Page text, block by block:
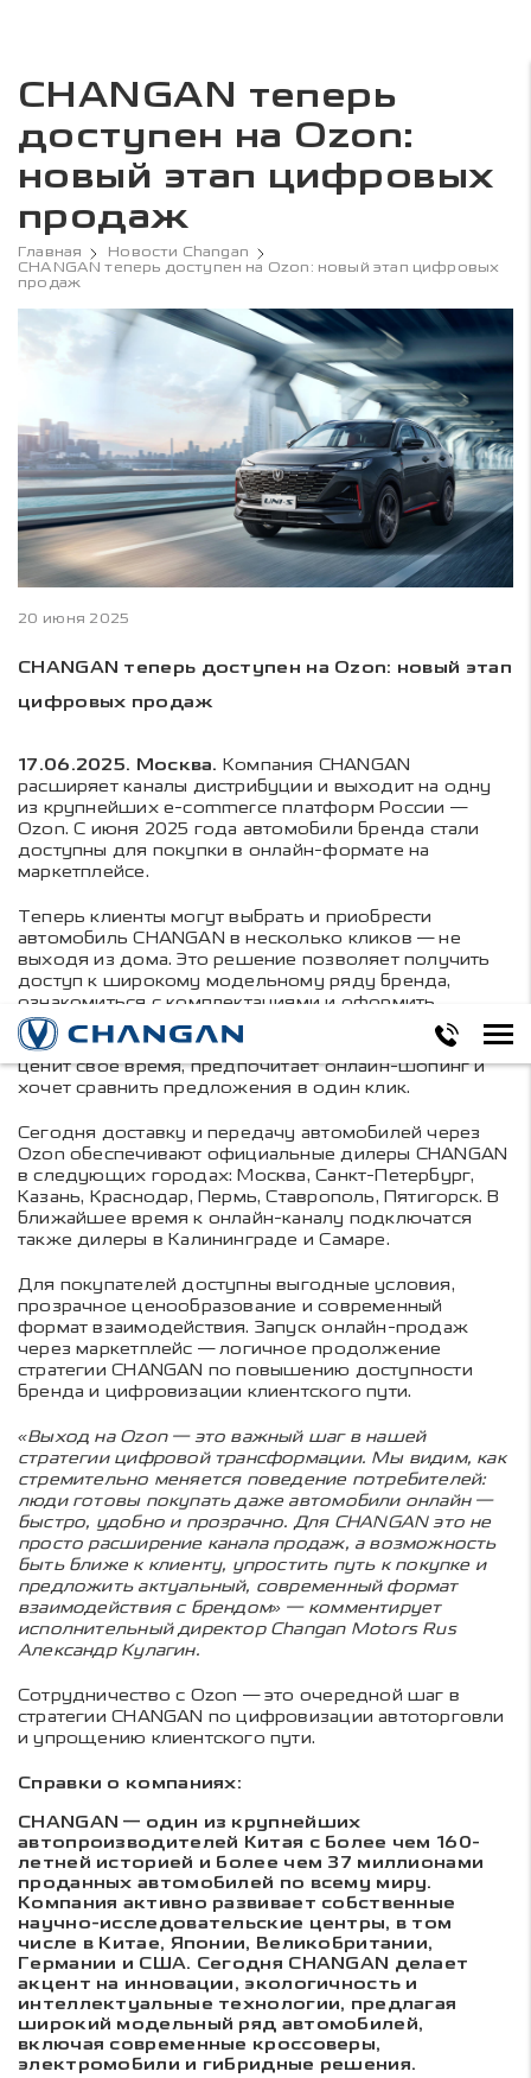
CHANGAN теперь
доступен на Ozon:
новый этап цифровых
продаж
Главная
Новости Changan
CHANGAN теперь доступен на Ozon: новый этап цифровых
продаж
20 июня 2025
CHANGAN теперь доступен на Ozon: новый этап
цифровых продаж
17.06.2025. Москва. Компания CHANGAN
расширяет каналы дистрибуции и выходит на одну
из крупнейших e-commerce платформ России —
Ozon. С июня 2025 года автомобили бренда стали
доступны для покупки в онлайн-формате на
маркетплейсе.
Теперь клиенты могут выбрать и приобрести
автомобиль CHANGAN в несколько кликов — не
выходя из дома. Это решение позволяет получить
доступ к широкому модельному ряду бренда,
ознакомиться с комплектациями и оформить
покупку с помощью банковской карты — полностью
онлайн. Это решение особенно удобно для тех, кто
ценит свое время, предпочитает онлайн-шопинг и
хочет сравнить предложения в один клик.
Сегодня доставку и передачу автомобилей через
Ozon обеспечивают официальные дилеры CHANGAN
в следующих городах: Москва, Санкт-Петербург,
Казань, Краснодар, Пермь, Ставрополь, Пятигорск. В
ближайшее время к онлайн-каналу подключатся
также дилеры в Калининграде и Самаре.
Для покупателей доступны выгодные условия,
прозрачное ценообразование и современный
формат взаимодействия. Запуск онлайн-продаж
через маркетплейс — логичное продолжение
стратегии CHANGAN по повышению доступности
бренда и цифровизации клиентского пути.
«Выход на Ozon — это важный шаг в нашей
стратегии цифровой трансформации. Мы видим, как
стремительно меняется поведение потребителей:
люди готовы покупать даже автомобили онлайн —
быстро, удобно и прозрачно. Для CHANGAN это не
просто расширение канала продаж, а возможность
быть ближе к клиенту, упростить путь к покупке и
предложить актуальный, современный формат
взаимодействия с брендом» — комментирует
исполнительный директор Changan Motors Rus
Александр Кулагин.
Сотрудничество с Ozon — это очередной шаг в
стратегии CHANGAN по цифровизации автоторговли
и упрощению клиентского пути.
Справки о компаниях:
CHANGAN — один из крупнейших
автопроизводителей Китая с более чем 160-
летней историей и более чем 37 миллионами
проданных автомобилей по всему миру.
Компания активно развивает собственные
научно-исследовательские центры, в том
числе в Китае, Японии, Великобритании,
Германии и США. Сегодня CHANGAN делает
акцент на инновации, экологичность и
интеллектуальные технологии, предлагая
широкий модельный ряд автомобилей,
включая современные кроссоверы,
электромобили и гибридные решения.